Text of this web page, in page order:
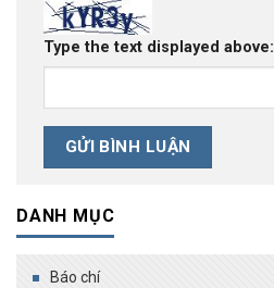
Type the text displayed above:
DANH MỤC
Báo chí